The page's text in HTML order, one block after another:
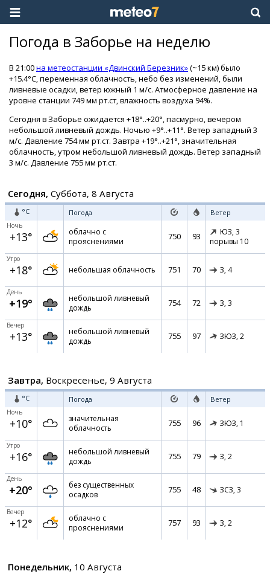
Погода в Заборье на неделю
В 21:00на метеостанции «Двинский Березник»(~15 км) было
+15.4°C, переменная облачность, небо без изменений, были
ливневые осадки, ветер южный 1 м/с. Атмосферное давление на
уровне станции 749 мм рт.ст, влажность воздуха 94%.
Сегодня в Заборье ожидается +18°..+20°, пасмурно, вечером
небольшой ливневый дождь. Ночью +9°..+11°. Ветер западный 3
м/с. Давление 754 мм рт.ст. Завтра +19°..+21°, значительная
облачность, утром небольшой ливневый дождь. Ветер западный
3 м/с. Давление 755 мм рт.ст.
Сегодня, Суббота, 8 Августа
°C Погода Ветер
Ночь
+13°
облачно с
прояснениями
750 93 ЮЗ, 3
порывы 10
Утро
+18° небольшая облачность 751 70 З, 4
День
+19°
небольшой ливневый
дождь
754 72 З, 3
Вечер
+13°
небольшой ливневый
дождь
755 97 ЗЮЗ, 2
Завтра, Воскресенье, 9 Августа
°C Погода Ветер
Ночь
+10°
значительная
облачность
755 96 ЗЮЗ, 1
Утро
+16°
небольшой ливневый
дождь
755 79 З, 2
День
+20°
без существенных
осадков
755 48 ЗСЗ, 3
Вечер
+12°
облачно с
прояснениями
757 93 З, 2
Понедельник, 10 Августа